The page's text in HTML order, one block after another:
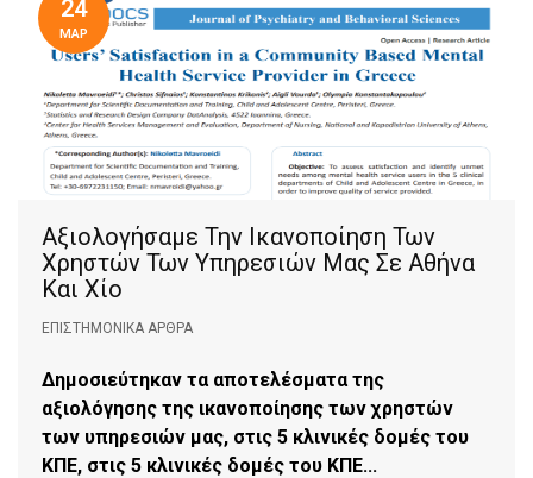
24
ΜΑΡ
Αξιολογήσαμε Την Ικανοποίηση Των
Χρηστών Των Υπηρεσιών Μας Σε Αθήνα
Και Χίο
ΕΠΙΣΤΗΜΟΝΙΚΆ ΆΡΘΡΑ
Δημοσιεύτηκαν τα αποτελέσματα της
αξιολόγησης της ικανοποίησης των χρηστών
των υπηρεσιών μας, στις 5 κλινικές δομές του
ΚΠΕ, στις 5 κλινικές δομές του ΚΠΕ...